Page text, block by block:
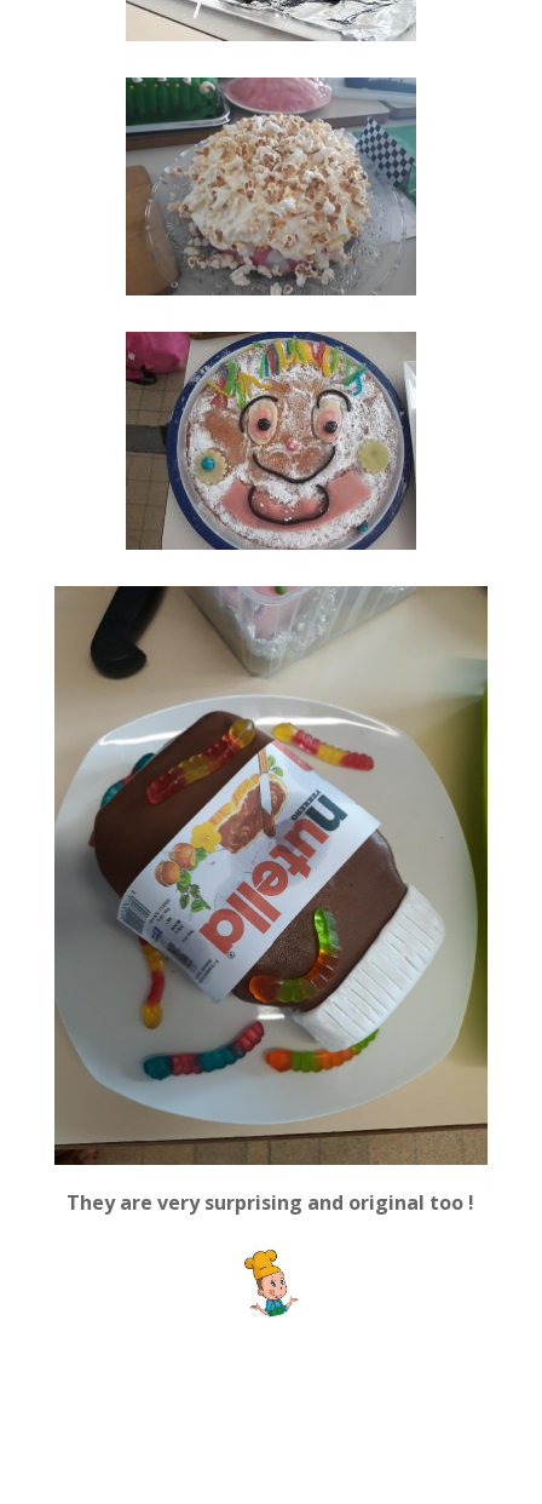
They are very surprising and original too !